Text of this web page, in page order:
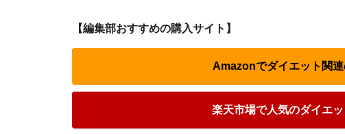
【編集部おすすめの購入サイト】
Amazonでダイエット関連
楽天市場で人気のダイエ